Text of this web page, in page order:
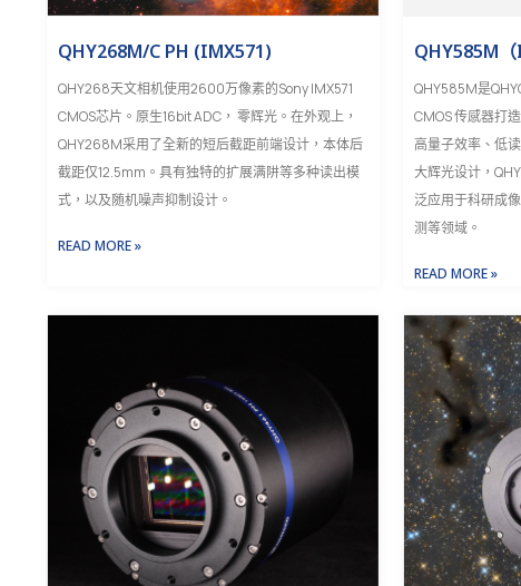
QHY268M/C PH (IMX571)
QHY268天文相机使用2600万像素的Sony IMX571
CMOS芯片。原生16bit ADC， 零辉光。在外观上，
QHY268M采用了全新的短后截距前端设计，本体后
截距仅12.5mm。具有独特的扩展满阱等多种读出模
式，以及随机噪声抑制设计。
READ MORE »
QHY585M（
QHY585M是
CMOS 传感器打
高量子效率、低
大辉光设计，
泛应用于科研成
测等领域。
READ MORE »